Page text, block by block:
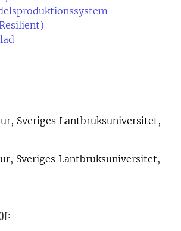
Sveriges Lantbruksuniversitet,
Sveriges Lantbruksuniversitet,